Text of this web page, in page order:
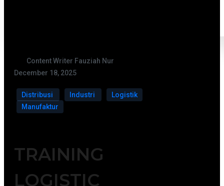
Content Writer Fauziah Nur
December 18, 2025
Distribusi Industri
Logistik
Manufaktur
TRAINING
LOGISTIC